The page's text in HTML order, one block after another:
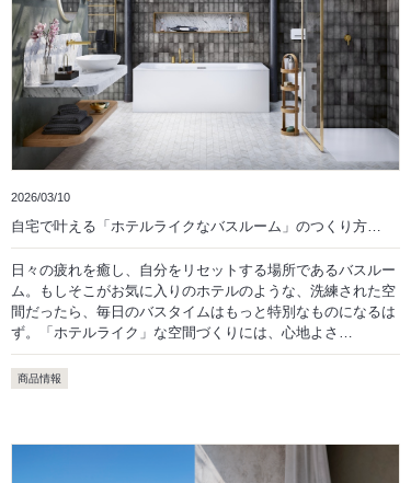
2026/03/10
自宅で叶える「ホテルライクなバスルーム」のつくり方…
日々の疲れを癒し、自分をリセットする場所であるバスルー
ム。もしそこがお気に入りのホテルのような、洗練された空
間だったら、毎日のバスタイムはもっと特別なものになるは
ず。「ホテルライク」な空間づくりには、心地よさ…
商品情報